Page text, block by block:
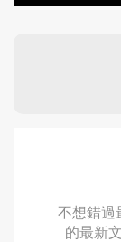
不想錯過
的最新